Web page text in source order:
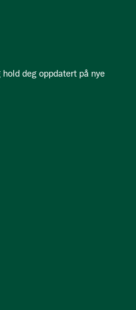
deg oppdatert på nye